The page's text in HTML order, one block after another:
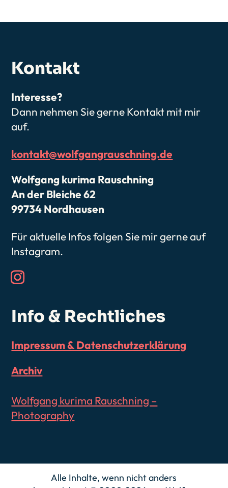
Kontakt
Interesse?
Dann nehmen Sie gerne Kontakt mit mir
auf.
kontakt@wolfgangrauschning.de
Wolfgang kurima Rauschning
An der Bleiche 62
99734 Nordhausen
Für aktuelle Infos folgen Sie mir gerne auf
Instagram.
Info & Rechtliches
Impressum & Datenschutzerklärung
Archiv
Wolfgang kurima Rauschning –
Photography
Alle Inhalte, wenn nicht anders